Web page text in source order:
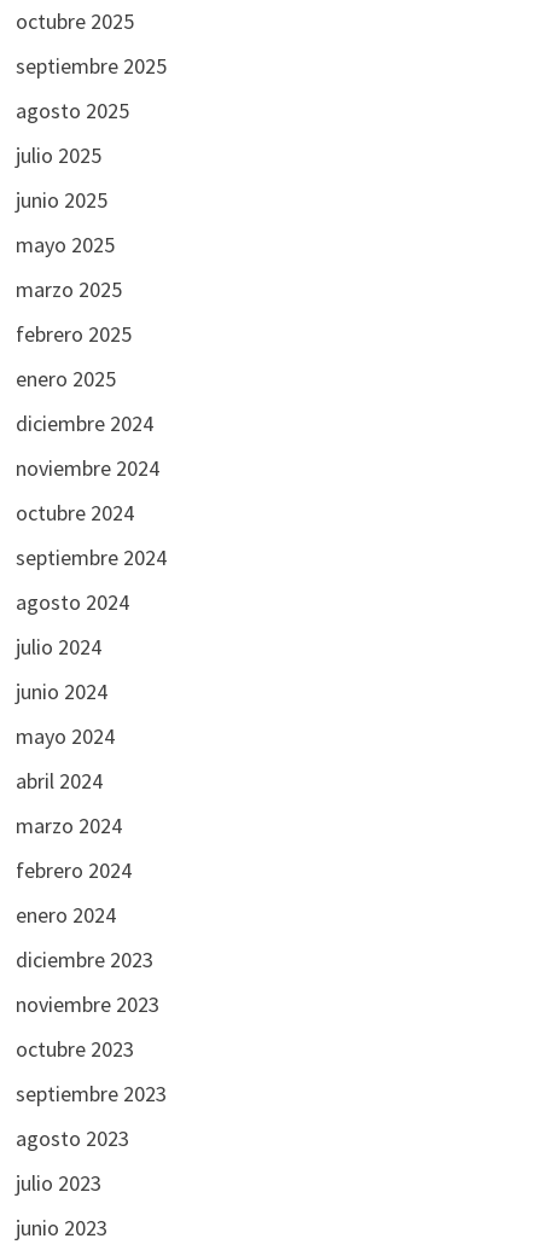
octubre 2025
septiembre 2025
agosto 2025
julio 2025
junio 2025
mayo 2025
marzo 2025
febrero 2025
enero 2025
diciembre 2024
noviembre 2024
octubre 2024
septiembre 2024
agosto 2024
julio 2024
junio 2024
mayo 2024
abril 2024
marzo 2024
febrero 2024
enero 2024
diciembre 2023
noviembre 2023
octubre 2023
septiembre 2023
agosto 2023
julio 2023
junio 2023